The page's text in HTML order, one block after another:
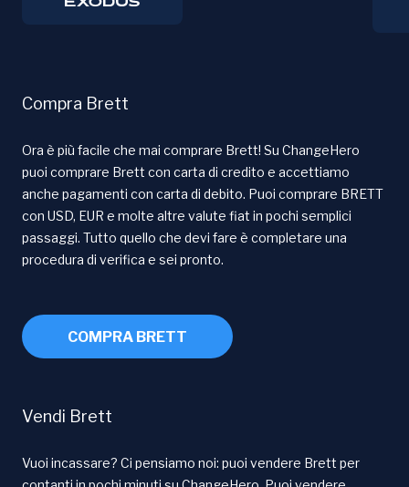
Compra Brett
Ora è più facile che mai comprare Brett! Su ChangeHero
puoi comprare Brett con carta di credito e accettiamo
anche pagamenti con carta di debito. Puoi comprare BRETT
con USD, EUR e molte altre valute fiat in pochi semplici
passaggi. Tutto quello che devi fare è completare una
procedura di verifica e sei pronto.
COMPRA BRETT
Vendi Brett
Vuoi incassare? Ci pensiamo noi: puoi vendere Brett per